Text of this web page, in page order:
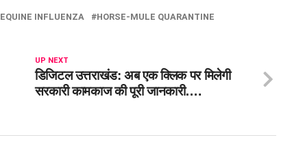
EQUINE INFLUENZA
HORSE-MULE QUARANTINE
UP NEXT
डिजिटल उत्तराखंड: अब एक क्लिक पर मिलेगी
सरकारी कामकाज की पूरी जानकारी….